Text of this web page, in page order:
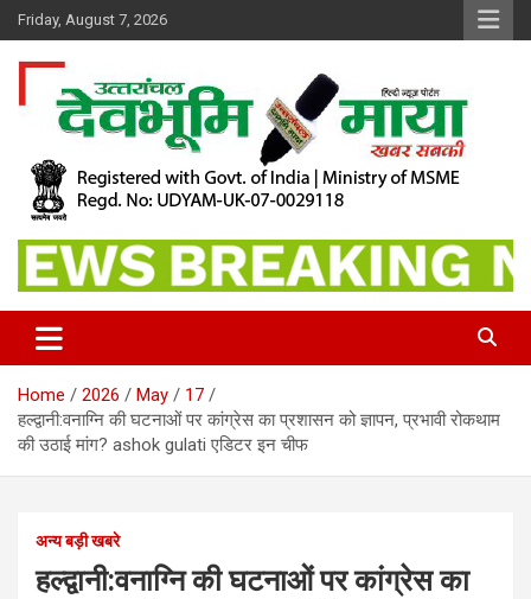
Skip
to
content
Friday, August 7, 2026
Dev Bhoomi Maya
Home 2026 May
17
हल्द्वानी:वनाग्नि की घटनाओं पर कांग्रेस का प्रशासन को ज्ञापन, प्रभावी रोकथाम
की उठाई मांग? ashok gulati एडिटर इन चीफ
अन्य बड़ी खबरे
हल्द्वानी:वनाग्नि की घटनाओं पर कांग्रेस का